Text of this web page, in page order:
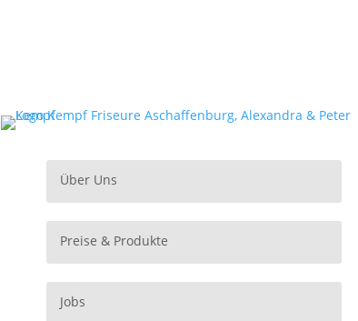
Über Uns
Preise & Produkte
Jobs